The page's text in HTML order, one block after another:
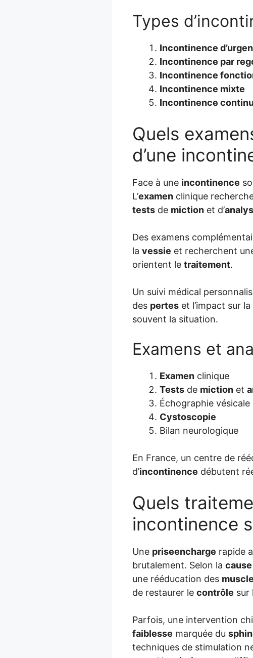
Types
Incontinence
Incontinence par
Incontinence
Incontinence mixte
Incontinence
Quels
d’une
Face à une incontinence
L’examen clinique
tests de miction et d’
Des examens
la vessie et recherchent
orientent le traitement.
Un suivi médical
des pertes et l’impact sur
souvent la situation.
Examens et
Examen clinique
Tests de miction et
Échographie vésicale
Cystoscopie
Bilan neurologique
En France, un centre de
d’incontinence débutent
Quels
incontinence
Une priseencharge rapide
brutalement. Selon la cause
une rééducation des
de restaurer le contrôle sur
Parfois, une intervention
faiblesse marquée du
techniques de stimulation